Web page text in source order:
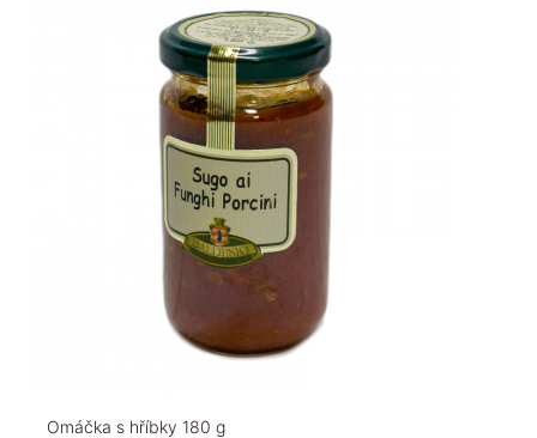
Omáčka s hříbky 180 g